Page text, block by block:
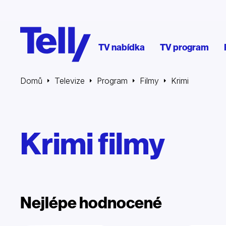
TV nabídka TV program
Domů Televize Program Filmy Krimi
Krimi filmy
Nejlépe hodnocené